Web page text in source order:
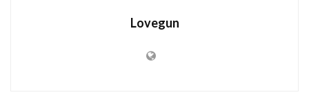
Lovegun